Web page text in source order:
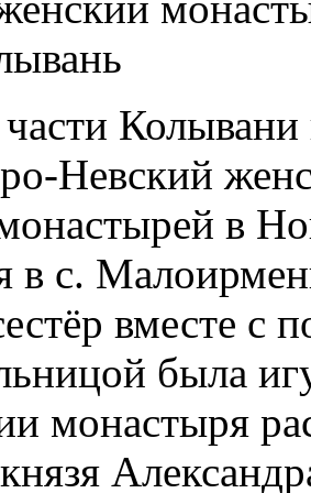
Колывани
Невский
в
в с.
вместе с
была
монастыря